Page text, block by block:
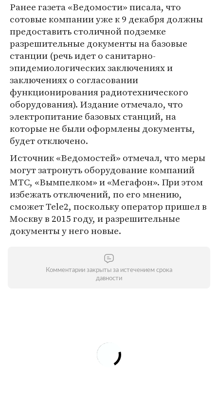
Ранее газета «Ведомости» писала, что
сотовые компании уже к 9 декабря должны
предоставить столичной подземке
разрешительные документы на базовые
станции (речь идет о санитарно-
эпидемиологических заключениях и
заключениях о согласовании
функционирования радиотехнического
оборудования). Издание отмечало, что
электропитание базовых станций, на
которые не были оформлены документы,
будет отключено.
Источник «Ведомостей» отмечал, что меры
могут затронуть оборудование компаний
МТС, «Вымпелком» и «Мегафон». При этом
избежать отключений, по его мнению,
сможет Tele2, поскольку оператор пришел в
Москву в 2015 году, и разрешительные
документы у него новые.
Комментарии закрыты за истечением срока
давности